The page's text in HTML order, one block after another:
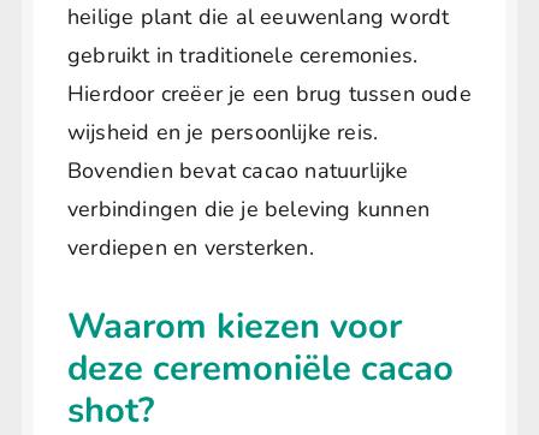
heilige plant die al eeuwenlang wordt
gebruikt in traditionele ceremonies.
Hierdoor creëer je een brug tussen oude
wijsheid en je persoonlijke reis.
Bovendien bevat cacao natuurlijke
verbindingen die je beleving kunnen
verdiepen en versterken.
Waarom kiezen voor
deze ceremoniële cacao
shot?